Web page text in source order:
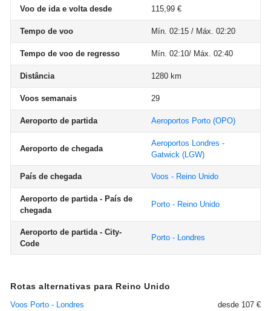
Voo de ida e volta desde 115,99 €
Tempo de voo Mín. 02:15 / Máx. 02:20
Tempo de voo de regresso Mín. 02:10/ Máx. 02:40
Distância 1280 km
Voos semanais 29
Aeroporto de partida Aeroportos Porto (OPO)
Aeroporto de chegada
Aeroportos Londres -
Gatwick (LGW)
País de chegada Voos - Reino Unido
Aeroporto de partida - País de
chegada
Porto - Reino Unido
Aeroporto de partida - City-
Code
Porto - Londres
Rotas alternativas para Reino Unido
Voos Porto - Londres
desde 107 €